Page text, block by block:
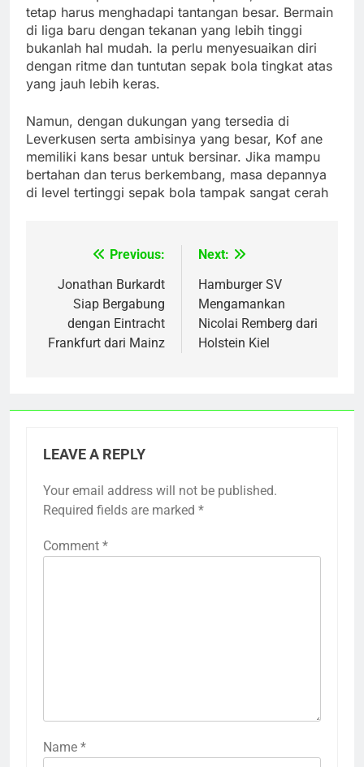
tetap harus menghadapi tantangan besar. Bermain
di liga baru dengan tekanan yang lebih tinggi
bukanlah hal mudah. Ia perlu menyesuaikan diri
dengan ritme dan tuntutan sepak bola tingkat atas
yang jauh lebih keras.
Namun, dengan dukungan yang tersedia di
Leverkusen serta ambisinya yang besar, Kof ane
memiliki kans besar untuk bersinar. Jika mampu
bertahan dan terus berkembang, masa depannya
di level tertinggi sepak bola tampak sangat cerah
navigation
Previous:
Jonathan Burkardt
Siap Bergabung
dengan Eintracht
Frankfurt dari Mainz
Next:
Hamburger SV
Mengamankan
Nicolai Remberg dari
Holstein Kiel
LEAVE A REPLY
Your email address will not be published.
Required fields are marked *
Comment *
Name *